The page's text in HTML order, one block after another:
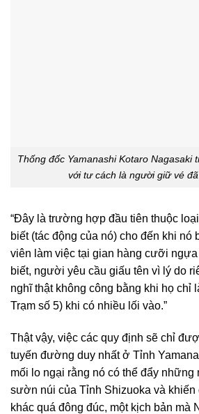
Thống đốc Yamanashi Kotaro Nagasaki
với tư cách là người giữ vé
“Đây là trường hợp đầu tiên thuộc
biết (tác động của nó) cho đến khi nó
viên làm việc tại gian hàng cưỡi ngựa
biết, người yêu cầu giấu tên vì lý do
nghĩ thật không công bằng khi họ chỉ
Trạm số 5) khi có nhiều lối vào.”
Thật vậy, việc các quy định sẽ chỉ
tuyến đường duy nhất ở Tỉnh
mối lo ngại rằng nó có thể đẩy
sườn núi của Tỉnh Shizuoka và
khác quá đông đúc, một kịch bản mà